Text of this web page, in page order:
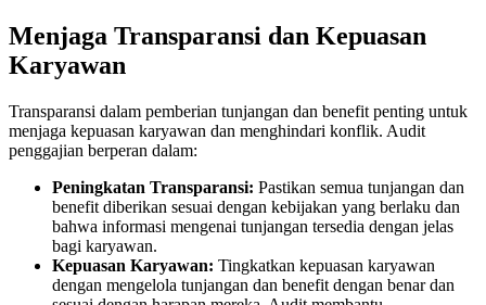
Menjaga Transparansi dan Kepuasan
Karyawan
Transparansi dalam pemberian tunjangan dan benefit penting untuk
menjaga kepuasan karyawan dan menghindari konflik. Audit
penggajian berperan dalam:
Peningkatan Transparansi: Pastikan semua tunjangan dan
benefit diberikan sesuai dengan kebijakan yang berlaku dan
bahwa informasi mengenai tunjangan tersedia dengan jelas
bagi karyawan.
Kepuasan Karyawan: Tingkatkan kepuasan karyawan
dengan mengelola tunjangan dan benefit dengan benar dan